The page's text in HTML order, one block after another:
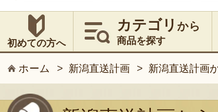
初めての方へ
カテゴリ から
商品を探す
ホーム > 新潟直送計画 > 新潟直送計画